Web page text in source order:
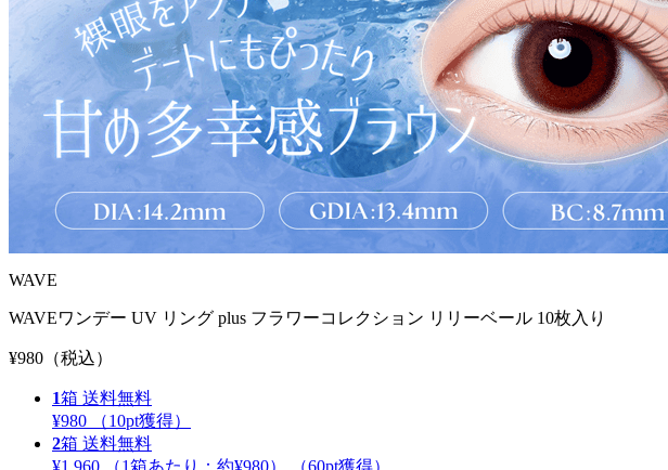
WAVE
WAVEワンデー UV リング plus フラワーコレクション リリーベール 10枚入り
¥980 （税込）
1箱 送料無料
¥980
（10pt獲得）
2箱 送料無料
¥1,960
（1箱あたり： 約¥980） （60pt獲得）